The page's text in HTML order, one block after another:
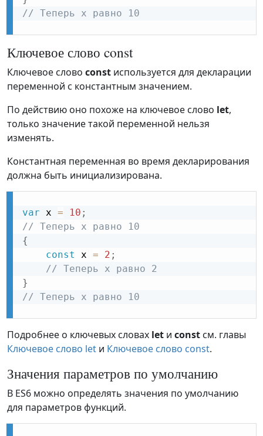
// Теперь x равно 10
Ключевое слово const
Ключевое слово const используется для декларации
переменной с константным значением.
По действию оно похоже на ключевое слово let,
только значение такой переменной нельзя
изменять.
Константная переменная во время декларирования
должна быть инициализирована.
var x = 10 ;
// Теперь x равно 10
{
const
x = 2 ;
// Теперь x равно 2
}
// Теперь x равно 10
Подробнее о ключевых словах let и const см. главы
Ключевое слово let и Ключевое слово const.
Значения параметров по умолчанию
В ES6 можно определять значения по умолчанию
для параметров функций.